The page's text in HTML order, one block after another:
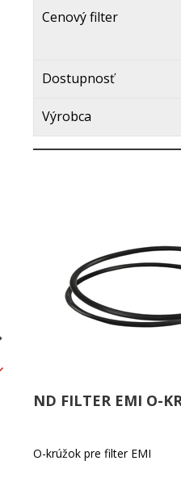
Cenový filter
Dostupnosť
Výrobca
ND FILTER EMI O-
O-krúžok pre filter EMI